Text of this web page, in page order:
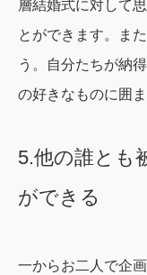
層結婚式に対して
とができます。ま
う。自分たちが納
の好きなものに囲
5.他の誰とも
ができる
一からお二人で企